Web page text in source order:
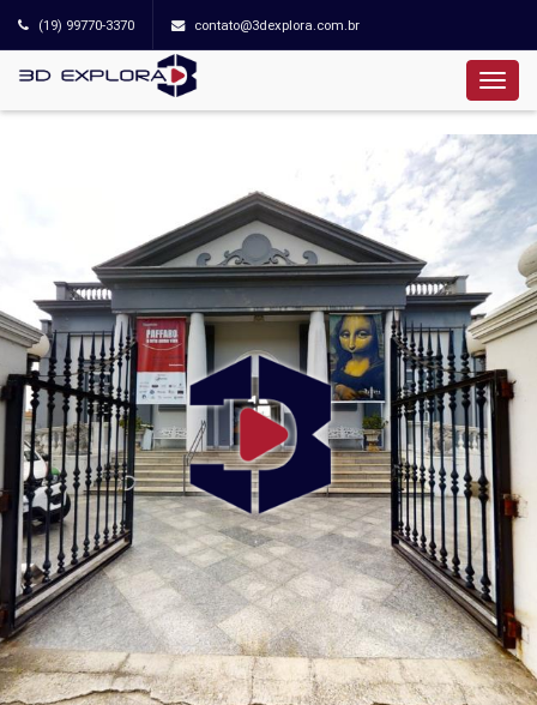
(19) 99770-3370 contato@3dexplora.com.br